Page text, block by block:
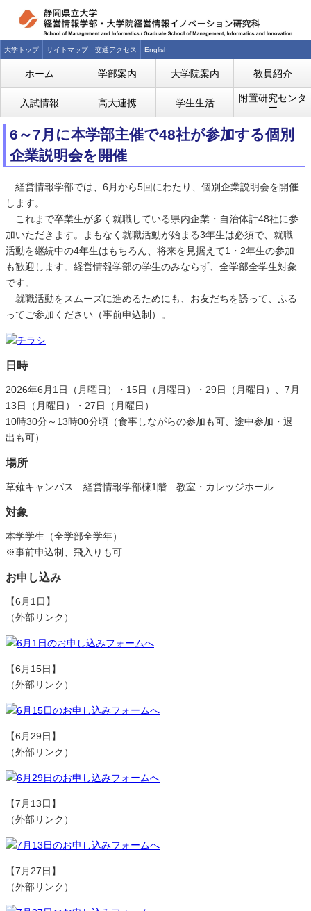
大学トップ サイトマップ 交通アクセス English
ホーム 学部案内 大学院案内 教員紹介
入試情報 高大連携 学生生活
附置研究センタ
ー
6～7月に本学部主催で48社が参加する個別
企業説明会を開催
経営情報学部では、6月から5回にわたり、個別企業説明会を開催
します。
これまで卒業生が多く就職している県内企業・自治体計48社に参
加いただきます。まもなく就職活動が始まる3年生は必須で、就職
活動を継続中の4年生はもちろん、将来を見据えて1・2年生の参加
も歓迎します。経営情報学部の学生のみならず、全学部全学生対象
です。
就職活動をスムーズに進めるためにも、お友だちを誘って、ふる
ってご参加ください（事前申込制）。
日時
2026年6月1日（月曜日）・15日（月曜日）・29日（月曜日）、7月
13日（月曜日）・27日（月曜日）
10時30分～13時00分頃（食事しながらの参加も可、途中参加・退
出も可）
場所
草薙キャンパス 経営情報学部棟1階 教室・カレッジホール
対象
本学学生（全学部全学年）
※事前申込制、飛入りも可
お申し込み
【6月1日】
（外部リンク）
【6月15日】
（外部リンク）
【6月29日】
（外部リンク）
【7月13日】
（外部リンク）
【7月27日】
（外部リンク）